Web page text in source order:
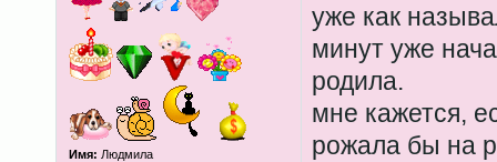
Имя: Людмила
уже как
минут уже
родила.
мне кажется,
рожала бы на